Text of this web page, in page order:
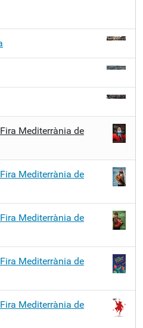
Mediterrània de
Mediterrània de
Mediterrània de
Mediterrània de
Mediterrània de